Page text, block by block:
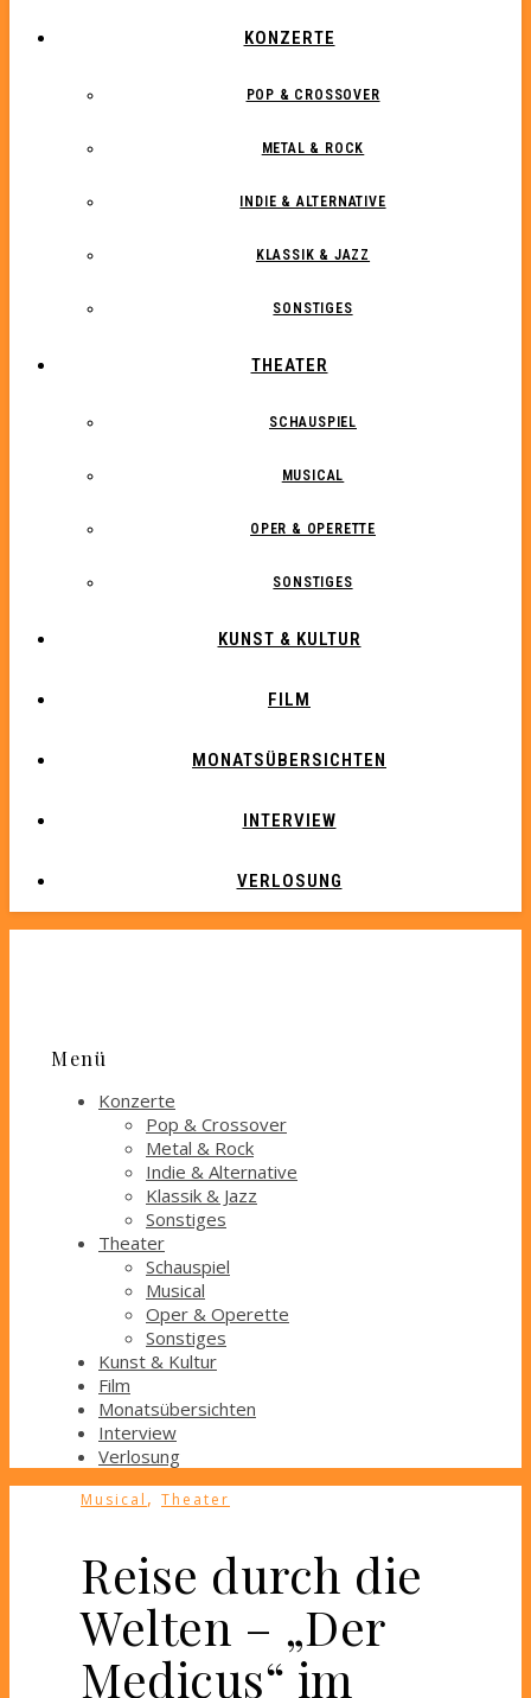
KONZERTE
POP & CROSSOVER
METAL & ROCK
INDIE & ALTERNATIVE
KLASSIK & JAZZ
SONSTIGES
THEATER
SCHAUSPIEL
MUSICAL
OPER & OPERETTE
SONSTIGES
KUNST & KULTUR
FILM
MONATSÜBERSICHTEN
INTERVIEW
VERLOSUNG
Menü
Konzerte
Pop & Crossover
Metal & Rock
Indie & Alternative
Klassik & Jazz
Sonstiges
Theater
Schauspiel
Musical
Oper & Operette
Sonstiges
Kunst & Kultur
Film
Monatsübersichten
Interview
Verlosung
Musical , Theater
Reise durch die
Welten – „Der
Medicus“ im